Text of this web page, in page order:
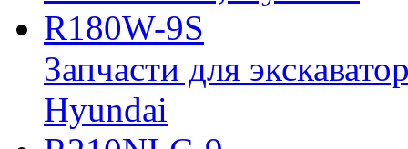
R180W-9S
Запчасти для
Hyundai